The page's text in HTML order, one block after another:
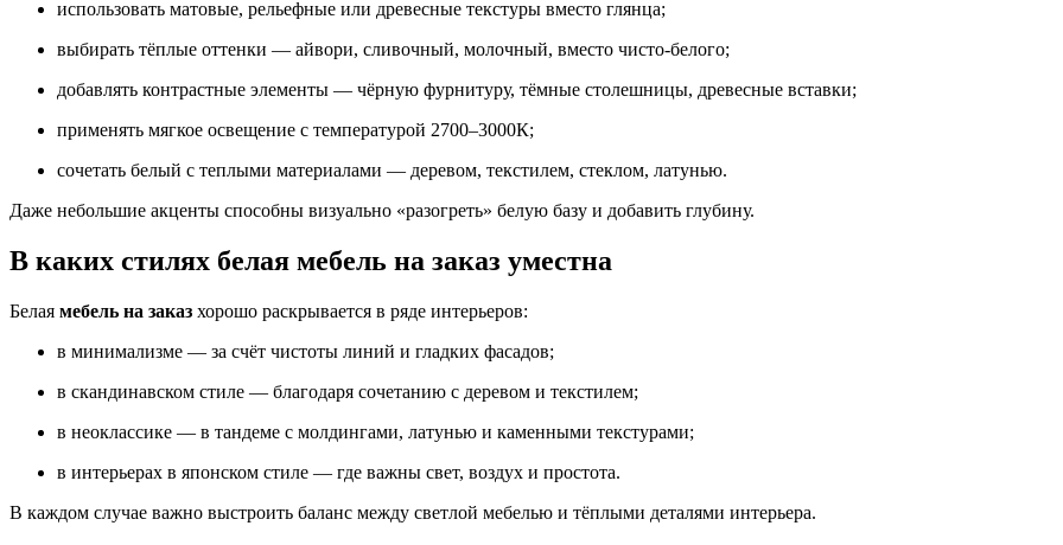
использовать матовые, рельефные или древесные текстуры вместо глянца;
выбирать тёплые оттенки — айвори, сливочный, молочный, вместо чисто-белого;
добавлять контрастные элементы — чёрную фурнитуру, тёмные столешницы, древесные вставки;
применять мягкое освещение с температурой 2700–3000К;
сочетать белый с теплыми материалами — деревом, текстилем, стеклом, латунью.
Даже небольшие акценты способны визуально «разогреть» белую базу и добавить глубину.
В каких стилях белая мебель на заказ уместна
Белая мебель на заказ хорошо раскрывается в ряде интерьеров:
в минимализме — за счёт чистоты линий и гладких фасадов;
в скандинавском стиле — благодаря сочетанию с деревом и текстилем;
в неоклассике — в тандеме с молдингами, латунью и каменными текстурами;
в интерьерах в японском стиле — где важны свет, воздух и простота.
В каждом случае важно выстроить баланс между светлой мебелью и тёплыми деталями интерьера.